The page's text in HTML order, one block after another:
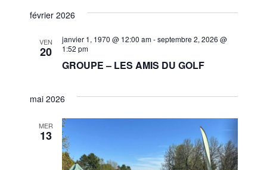
et
une
février 2026
VEN
20
GROUPE – LES AMIS DU GOLF
janvier 1, 1970 @ 12:00 am-septembre 2, 2026 @
1:52 pm
mai 2026
MER
13